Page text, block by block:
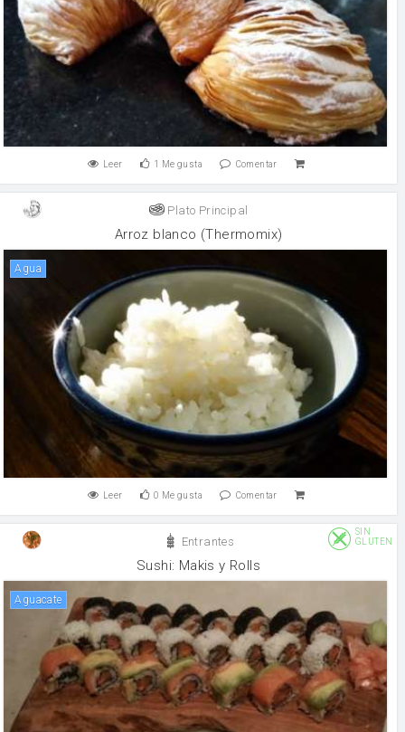
Leer 1 Me gusta Comentar
Plato Principal
Arroz blanco (Thermomix)
agua
Leer 0 Me gusta Comentar
Entrantes
SIN
GLUTEN
Sushi: Makis y Rolls
Aguacate